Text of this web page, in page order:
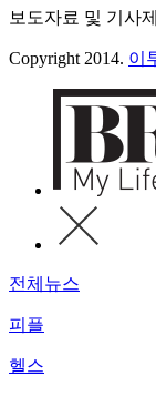
보도자료 및 기사
Copyright 2014. 이
전체뉴스
피플
헬스